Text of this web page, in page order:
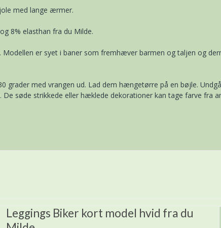
med lange ærmer.
8% elasthan fra du Milde.
er syet i baner som fremhæver barmen og taljen og
grader med vrangen ud. Lad dem hængetørre på en bøjle.
søde strikkede eller hæklede dekorationer kan tage farve fra
Leggings Biker kort model hvid fra du